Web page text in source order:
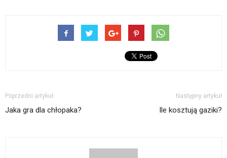
Poprzedni artykuł
Jaka gra dla chłopaka?
Następny artykuł
Ile kosztują gaziki?